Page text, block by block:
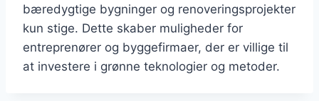
bæredygtige bygninger og renoveringsprojekter
kun stige. Dette skaber muligheder for
entreprenører og byggefirmaer, der er villige til
at investere i grønne teknologier og metoder.